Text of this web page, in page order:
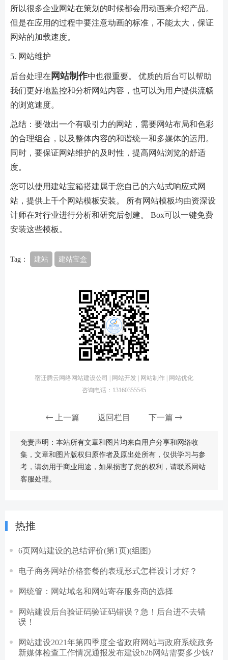
所以很多企业网站在策划的时候都会用动画来介绍产品。
但是在应用的过程中要注意动画的标准，不能太大，保证
网站的加载速度。
5. 网站维护
后台处理在 网站制作中也很重要。 优质的后台可以帮助
我们更好地监控和分析网站内容，也可以为用户提供流畅
的浏览速度。
总结：要做出一个有吸引力的网站，需要网站布局和色彩
的合理组合，以及整体内容的和谐统一和多媒体的运用。
同时，要保证网站维护的及时性，提高网站浏览的舒适
度。
您可以使用建站宝箱搭建属于您自己的六站式响应式网
站，提供上千个网站模板安装。 所有网站模板均由资深设
计师在对行业进行分析和研究后创建。 Box可以一键免费
安装这些模板。
Tag： 建站 建站宝盒
宿迁腾云网络网站建设公司 | 网站开发 | 网站制作 | 网站优化
咨询电话：13160355545
上一篇 返回栏目 下一篇
免责声明：本站所有文章和图片均来自用户分享和网络收
集，文章和图片版权归原作者及原出处所有，仅供学习与参
考，请勿用于商业用途，如果损害了您的权利，请联系网站
客服处理。
热推
6页网站建设的总结评价(第1页)(组图)
电子商务网站价格套餐的表现形式怎样设计才好？
网统管：网站域名和网站寄存服务商的选择
网站建设后台验证码验证码错误？急！后台进不去错
误！
网站建设2021年第四季度全省政府网站与政府系统政务
新媒体检查工作情况通报发布建设b2b网站需要多少钱?